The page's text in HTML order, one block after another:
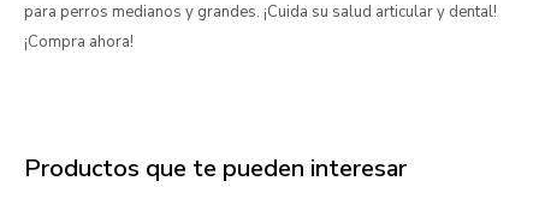
para perros medianos y grandes. ¡Cuida su salud articular y dental!
¡Compra ahora!
Productos que te pueden interesar